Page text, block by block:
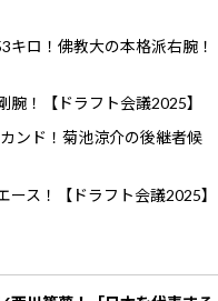
キロ！佛教大の本格派右腕！
！【ドラフト会議2025】
ンド！菊池涼介の後継者候
ス！【ドラフト会議2025】